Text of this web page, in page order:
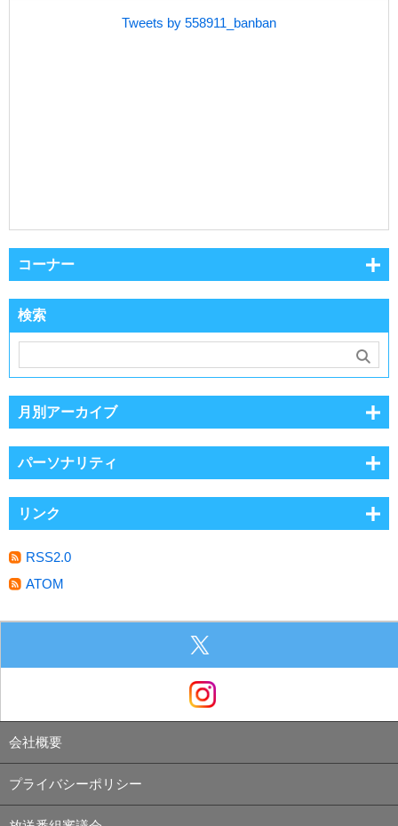
Tweets by 558911_banban
コーナー
検索
月別アーカイブ
パーソナリティ
リンク
RSS2.0
ATOM
会社概要
プライバシーポリシー